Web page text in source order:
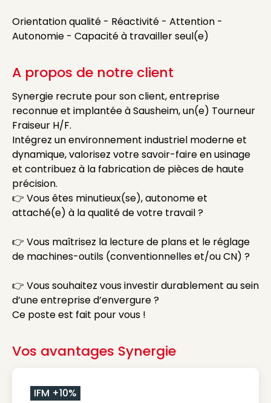
Orientation qualité - Réactivité - Attention -
Autonomie - Capacité à travailler seul(e)
A propos de notre client
Synergie recrute pour son client, entreprise
reconnue et implantée à Sausheim, un(e) Tourneur
Fraiseur H/F.
Intégrez un environnement industriel moderne et
dynamique, valorisez votre savoir-faire en usinage
et contribuez à la fabrication de pièces de haute
précision.
👉 Vous êtes minutieux(se), autonome et
attaché(e) à la qualité de votre travail ?
👉 Vous maîtrisez la lecture de plans et le réglage
de machines-outils (conventionnelles et/ou CN) ?
👉 Vous souhaitez vous investir durablement au sein
d’une entreprise d’envergure ?
Ce poste est fait pour vous !
Vos avantages Synergie
IFM +10%